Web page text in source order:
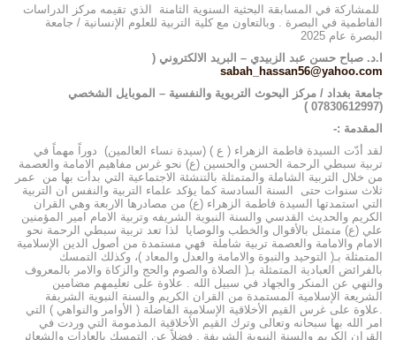
للمشاركة في المسابقة البحثية السنوية الثامنة الذي تقيمه مركز الدراسات
الفاطمية في البصرة . وبالتعاون مع كلية التربية للعلوم الإنسانية / جامعة
البصرة عام 2025
ا.د. صباح حسن عبد الزبيدي – البريد الالكتروني (
sabah_hassan56@yahoo.com
جامعة بغداد / مركز البحوث التربوية والنفسية – الموبايل الشخصي
(07830612997 )
لمقدمة :-
لقد أدّت السيدة فاطمة الزهراء ( ع ) (سيدة نساء العالمين) دوراً مهماً في
تربية سبطي الرحمة الحسن والحسين (ع) نحو غرس مفاهيم الامامة والعصمة
من خلال التربية الشاملة والمتمثلة بالتنشئة الاجتماعية التي بدأت بها من عمر
ثلاث سنوات حتى السنة السادسة كما يؤكد علماء التربية والنفس ان التربية
التي استمدتها السيدة فاطمة الزهراء (ع) من مصادرها الاربعة وهي القران
الكريم والحديث القدسي والسنة النبوية الشريفه وتربية الامام امير المؤمنين
علي (ع) متمثل بالأقوال والخطب والوصايا لذا تعد تربية سبطي الرحمة نحو
الامام والامامة والعصمة تربية شاملة فهي مستمدة من أصول الدين الإسلامية
المتمثلة بـ( التوحيد والنبوة والامامة والعدل والمعاد )، وكذلك التمسك
بالفرائض العبادية المتمثلة بـ( الصلاة والصوم والحج والزكاة والامر بالمعروف
والنهي عن المنكر والجهاد في سبيل الله . علاوة على تعليمهم مضامين
الشريعة الإسلامية المستمدة من القران الكريم والسنة النبوية الشريفة
.علاوة على غرس القيم الأخلاقية الإسلامية الفاضلة ( الأوامر والنواهي ) التي
امر الله بها سبحانه وتعالى وترك القيم الأخلاقية المذمومة التي وردت في
القران الكريم والسنة النبوية الشريفة . فضلاً عن التمسك بالعادات والشعائر